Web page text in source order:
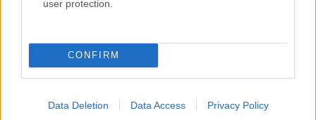
user protection.
CONFIRM
Data Deletion Data Access Privacy Policy
Έτοιμη για… υψηλές πτήσεις η Μπενφίκα του Ψάρρα
με τον «Ιπτάμενο Ολλανδό» Βίλτενμπουργκ